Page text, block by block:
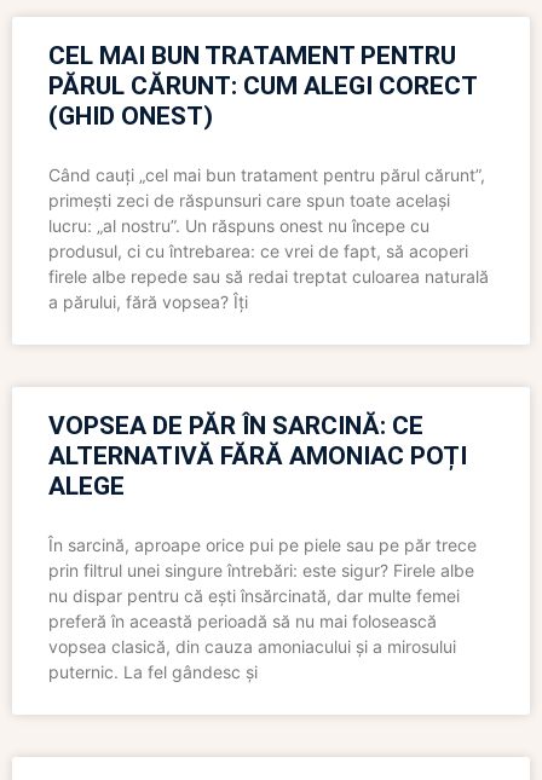
CEL MAI BUN TRATAMENT PENTRU
PĂRUL CĂRUNT: CUM ALEGI CORECT
(GHID ONEST)
Când cauți „cel mai bun tratament pentru părul cărunt”,
primești zeci de răspunsuri care spun toate același
lucru: „al nostru”. Un răspuns onest nu începe cu
produsul, ci cu întrebarea: ce vrei de fapt, să acoperi
firele albe repede sau să redai treptat culoarea naturală
a părului, fără vopsea? Îți
VOPSEA DE PĂR ÎN SARCINĂ: CE
ALTERNATIVĂ FĂRĂ AMONIAC POȚI
ALEGE
În sarcină, aproape orice pui pe piele sau pe păr trece
prin filtrul unei singure întrebări: este sigur? Firele albe
nu dispar pentru că ești însărcinată, dar multe femei
preferă în această perioadă să nu mai folosească
vopsea clasică, din cauza amoniacului și a mirosului
puternic. La fel gândesc și